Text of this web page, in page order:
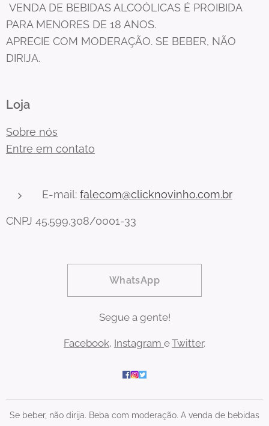
VENDA DE BEBIDAS ALCOÓLICAS É PROIBIDA
PARA MENORES DE 18 ANOS.
APRECIE COM MODERAÇÃO. SE BEBER, NÃO
DIRIJA.
Loja
Sobre nós
Entre em contato
E-mail: falecom@clicknovinho.com.br
CNPJ 45.599.308/0001-33
WhatsApp
Segue a gente!
Facebook, Instagram eTwitter.
Se beber, não dirija. Beba com moderação. A venda de bebidas